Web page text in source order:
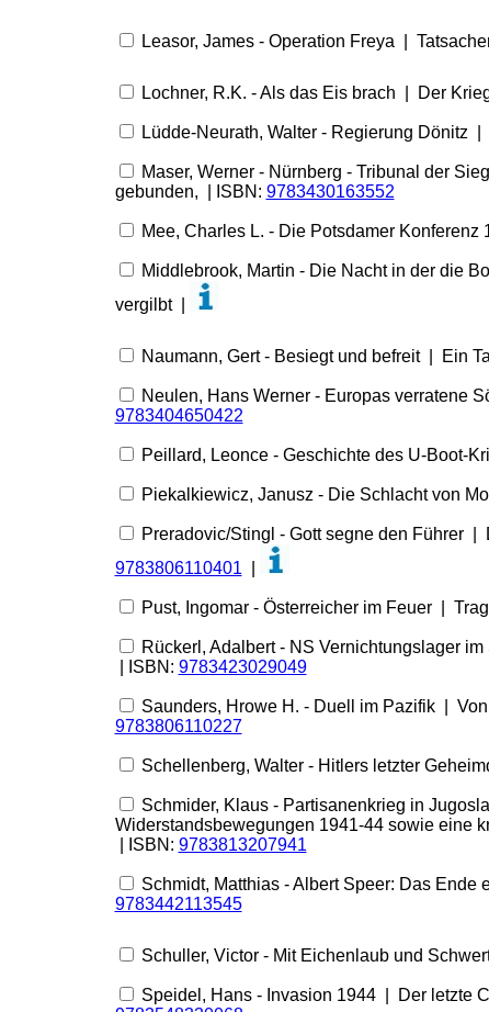
Leasor, James - Operation Freya |
Lochner, R.K. - Als das Eis brach | Der
Lüdde-Neurath, Walter - Regierung Dönitz
Maser, Werner - Nürnberg - Tribunal der
gebunden, | ISBN: 9783430163552
Mee, Charles L. - Die Potsdamer
Middlebrook, Martin - Die Nacht in der die
vergilbt |
Naumann, Gert - Besiegt und befreit | Ein
Neulen, Hans Werner - Europas verratene
9783404650422
Peillard, Leonce - Geschichte des U-Boot-
Piekalkiewicz, Janusz - Die Schlacht von
Preradovic/Stingl - Gott segne den Führer
9783806110401
Pust, Ingomar - Österreicher im Feuer |
Rückerl, Adalbert - NS Vernichtungslager
| ISBN: 9783423029049
Saunders, Hrowe H. - Duell im Pazifik |
9783806110227
Schellenberg, Walter - Hitlers letzter
Schmider, Klaus - Partisanenkrieg in
Widerstandsbewegungen 1941-44 sowie eine
| ISBN: 9783813207941
Schmidt, Matthias - Albert Speer: Das
9783442113545
Schuller, Victor - Mit Eichenlaub und
Speidel, Hans - Invasion 1944 | Der letzte